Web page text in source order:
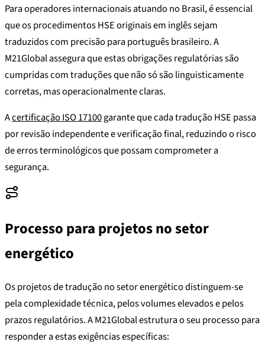
Para operadores internacionais atuando no Brasil, é essencial
que os procedimentos HSE originais em inglês sejam
traduzidos com precisão para português brasileiro. A
M21Global assegura que estas obrigações regulatórias são
cumpridas com traduções que não só são linguisticamente
corretas, mas operacionalmente claras.
Acertificação ISO 17100garante que cada tradução HSE passa
por revisão independente e verificação final, reduzindo o risco
de erros terminológicos que possam comprometer a
segurança.
Processo para projetos no setor
energético
Os projetos de tradução no setor energético distinguem-se
pela complexidade técnica, pelos volumes elevados e pelos
prazos regulatórios. A M21Global estrutura o seu processo para
responder a estas exigências específicas: